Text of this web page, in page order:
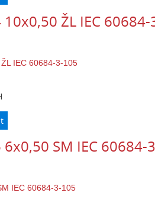
ŽL IEC
SM IEC 60684-